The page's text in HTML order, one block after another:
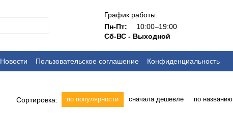
График работы:
Пн-Пт:
10:00–19:00
Сб-ВС - Выходной
Новости Пользовательское соглашение Конфиденциальность
Сортировка: по популярности сначала дешевле по названию